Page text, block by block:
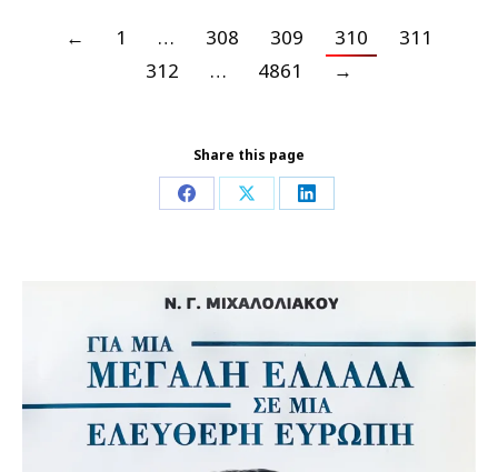
← 1 … 308 309 310
311
312
… 4861 →
Share this page
Share Share Share